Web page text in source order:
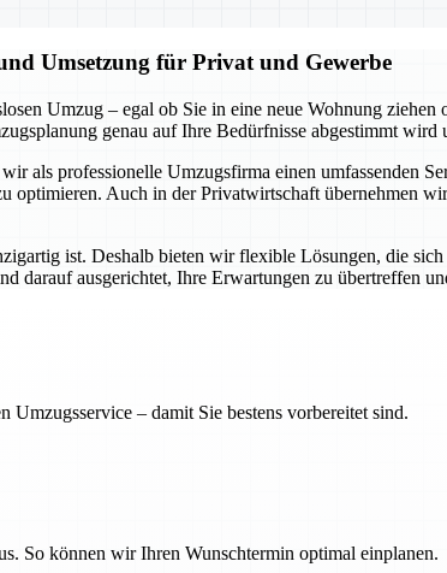
Umsetzung für Privat und Gewerbe
Umzug – egal ob Sie in eine neue Wohnung
genau auf Ihre Bedürfnisse abgestimmt
als professionelle Umzugsfirma einen umfassenden
Auch in der Privatwirtschaft übernehmen
ist. Deshalb bieten wir flexible Lösungen, die
darauf ausgerichtet, Ihre Erwartungen zu übertreffen
– damit Sie bestens vorbereitet sind.
So können wir Ihren Wunschtermin optimal einplanen.